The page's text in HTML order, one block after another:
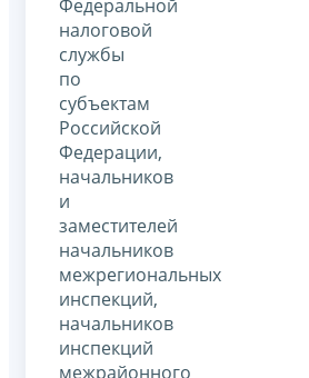
Федеральной
налоговой
службы
по
субъектам
Российской
Федерации,
начальников
и
заместителей
начальников
межрегиональных
инспекций,
начальников
инспекций
межрайонного